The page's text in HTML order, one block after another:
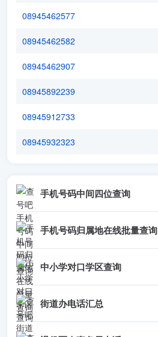
08945462577
08945462582
08945462907
08945892239
08945912733
08945932323
手机号码中间四位查询
手机号码归属地在线批量查询
中小学对口学区查询
街道办电话汇总